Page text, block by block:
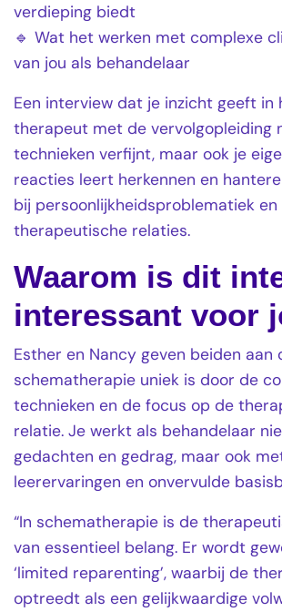
verdieping biedt
🔹 Wat het werken met complexe
van jou als behandelaar
Een interview dat je inzicht geeft in
therapeut met de vervolgopleiding
technieken verfijnt, maar ook je
reacties leert herkennen en
bij persoonlijkheidsproblematiek
therapeutische relaties.
Waarom is dit
interessant voor
Esther en Nancy geven beiden aan
schematherapie uniek is door de
technieken en de focus op de
relatie. Je werkt als behandelaar
gedachten en gedrag, maar ook
leerervaringen en onvervulde
“In schematherapie is de
van essentieel belang. Er wordt
‘limited reparenting’, waarbij de
optreedt als een gelijkwaardige